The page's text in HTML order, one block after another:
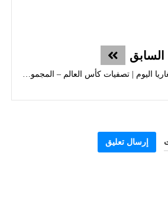
السابق
بث مباشر تركيا ضد بلغاريا اليوم | تصفيات كأس العالم – المجموعة هـ
إرسال تعليق